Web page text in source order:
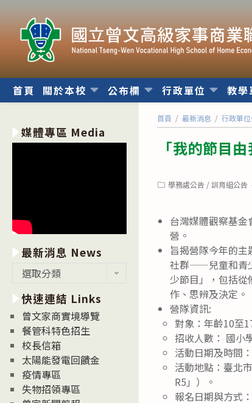
內
首頁 關於本校 公布欄 行政單位 教學
首頁 / 最新消息 / 行政單
「我的節目
Post學務處公告 / 訓育組公告
台灣媒體觀察基
營。
旨揭營隊今年的
社群——兒童和青
少節目」，包括
作、思辨及決定。
營隊資訊:
對象：年齡10至
招收人數： 國小
活動日期及時間
活動地點：臺北
R5」）。
報名日期與方式
媒體專區 Media
最新消息 News
消
息
News
選取分類
快速連結 Links
曾文家商實境導覽
餐管科特色招生
校長信箱
太陽能發電回饋金
疫情專區
失物招領專區